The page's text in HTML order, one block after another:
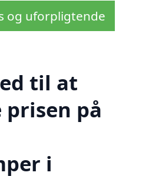
og uforpligtende
til at
prisen på
i